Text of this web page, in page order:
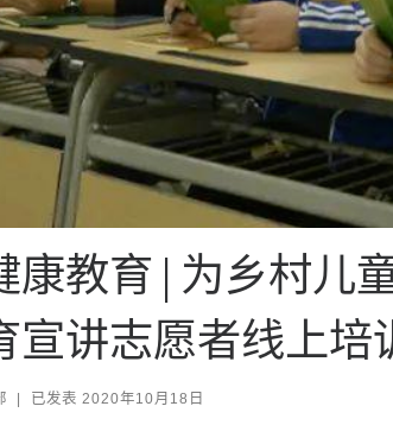
康教育 | 为乡村儿
宣讲志愿者线上培
| 已发表 2020年10月18日